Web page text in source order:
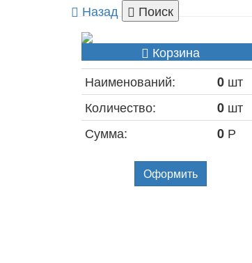
Назад Поиск
Корзина
Наименований:
0 шт
Количество:
0 шт
Сумма:
0 Р
Оформить